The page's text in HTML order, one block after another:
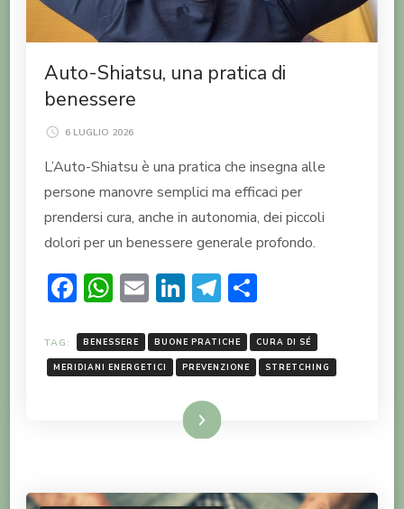
Auto-Shiatsu, una pratica di
benessere
6 LUGLIO 2026
L’Auto-Shiatsu è una pratica che insegna alle
persone manovre semplici ma efficaci per
prendersi cura, anche in autonomia, dei piccoli
dolori per un benessere generale profondo.
Facebook
WhatsApp
EmailLinkedIn
Telegram
TAG: BENESSERE BUONE PRATICHE CURA DI SÉ
MERIDIANI ENERGETICI PREVENZIONE STRETCHING
LEGGI TUTTO